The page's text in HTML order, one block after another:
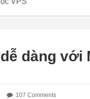
dàng với
107 Comments